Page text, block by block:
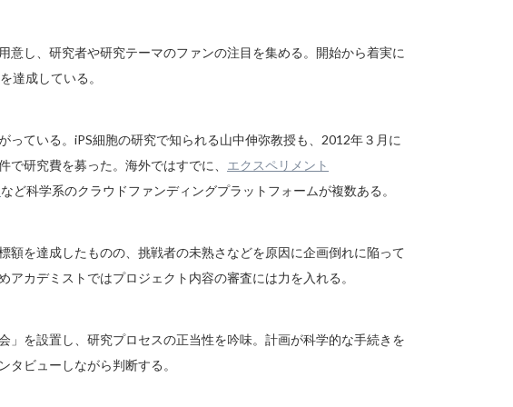
意し、研究者や研究テーマのファンの注目を集める。開始から着実に
達成している。
っている。iPS細胞の研究で知られる山中伸弥教授も、2012年３月に
研究費を募った。海外ではすでに、 エクスペリメント
など科学系のクラウドファンディングプラットフォームが複数ある。
額を達成したものの、挑戦者の未熟さなどを原因に企画倒れに陥って
カデミストではプロジェクト内容の審査には力を入れる。
」を設置し、研究プロセスの正当性を吟味。計画が科学的な手続きを
タビューしながら判断する。